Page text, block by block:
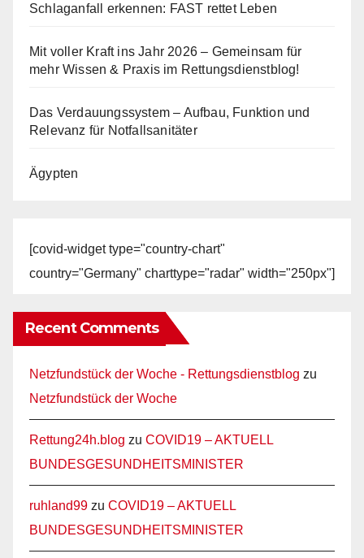
Schlaganfall erkennen: FAST rettet Leben
Mit voller Kraft ins Jahr 2026 – Gemeinsam für
mehr Wissen & Praxis im Rettungsdienstblog!
Das Verdauungssystem – Aufbau, Funktion und
Relevanz für Notfallsanitäter
Ägypten
[covid-widget type="country-chart"
country="Germany" charttype="radar" width="250px"]
Recent Comments
Netzfundstück der Woche - Rettungsdienstblog zu
Netzfundstück der Woche
Rettung24h.blog zu COVID19 – AKTUELL
BUNDESGESUNDHEITSMINISTER
ruhland99 zu COVID19 – AKTUELL
BUNDESGESUNDHEITSMINISTER